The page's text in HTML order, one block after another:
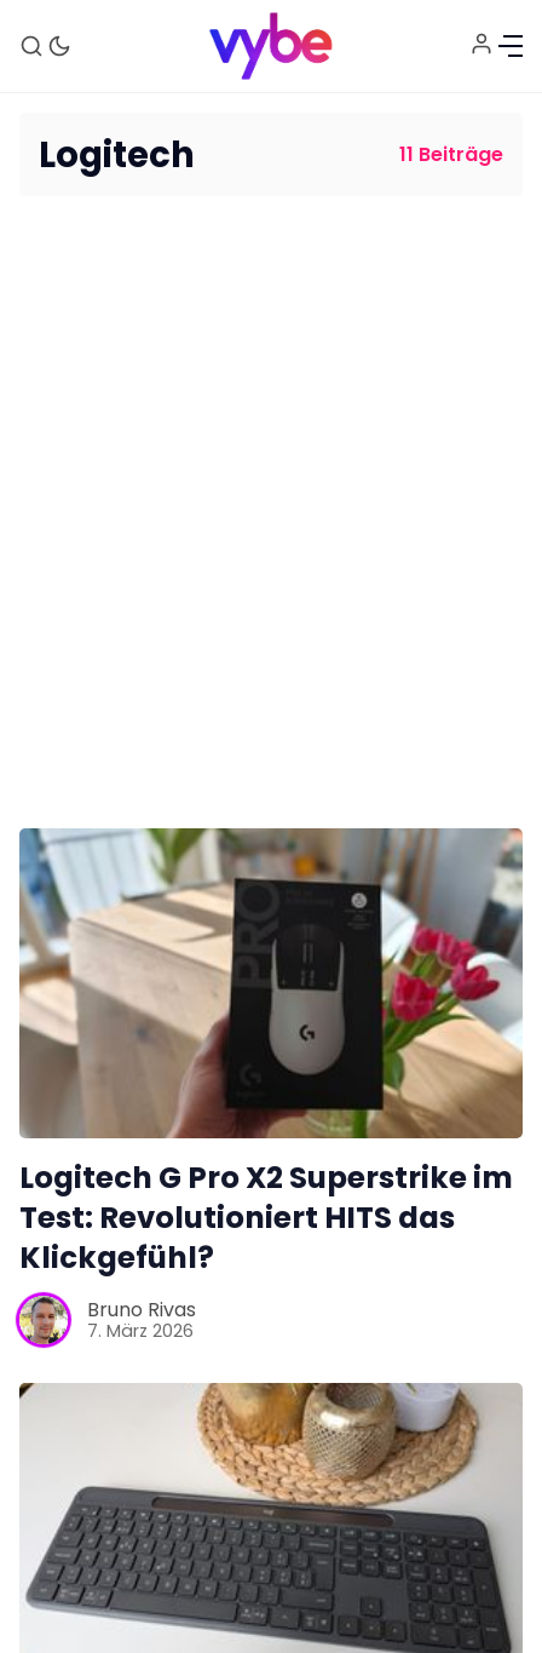
Team
Zusammenarbeit
Kontakt
Impressum
Logitech 11 Beiträge
Logitech G Pro X2 Superstrike im
Test: Revolutioniert HITS das
Klickgefühl?
Bruno Rivas
7. März 2026